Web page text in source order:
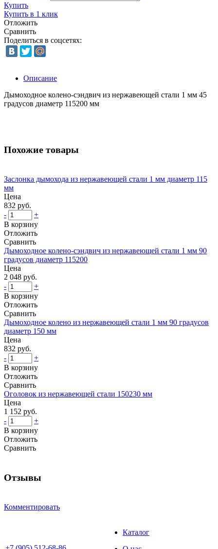
Купить
Купить в 1 клик
Отложить
Сравнить
Поделиться в соцсетях:
Описание
Дымоходное колено-сэндвич из нержавеющей стали 1 мм 45
градусов диаметр 115200 мм
Похожие товары
Заслонка дымохода из нержавеющей стали 1 мм диаметр 115
мм
Цена
832 руб.
-
+
В корзину
Отложить
Сравнить
Дымоходное колено-сэндвич из нержавеющей стали 1 мм 90
градусов диаметр 115200
Цена
2 048 руб.
-
+
В корзину
Отложить
Сравнить
Дымоходное колено из нержавеющей стали 1 мм 90 градусов
диаметр 150 мм
Цена
832 руб.
-
+
В корзину
Отложить
Сравнить
Оголовок из нержавеющей стали 150230 мм
Цена
1 152 руб.
-
+
В корзину
Отложить
Сравнить
Отзывы
Комментировать
Каталог